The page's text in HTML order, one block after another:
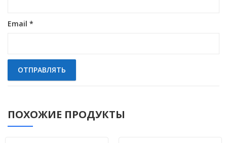
Email *
ПОХОЖИЕ ПРОДУКТЫ